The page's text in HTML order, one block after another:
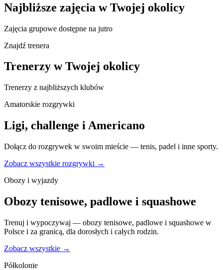
Najbliższe zajęcia w Twojej okolicy
Zajęcia grupowe dostępne na jutro
Znajdź trenera
Trenerzy w Twojej okolicy
Trenerzy z najbliższych klubów
Amatorskie rozgrywki
Ligi, challenge i Americano
Dołącz do rozgrywek w swoim mieście — tenis, padel i inne sporty.
Zobacz wszystkie rozgrywki →
Obozy i wyjazdy
Obozy tenisowe, padlowe i squashowe
Trenuj i wypoczywaj — obozy tenisowe, padlowe i squashowe w
Polsce i za granicą, dla dorosłych i całych rodzin.
Zobacz wszystkie →
Półkolonie